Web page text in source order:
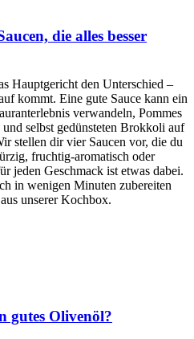
die alles besser
Hauptgericht den Unterschied –
kommt. Eine gute Sauce kann ein
verwandeln, Pommes
selbst gedünsteten Brokkoli auf
stellen dir vier Saucen vor, die du
fruchtig-aromatisch oder
jeden Geschmack ist etwas dabei.
in wenigen Minuten zubereiten
unserer Kochbox.
gutes Olivenöl?